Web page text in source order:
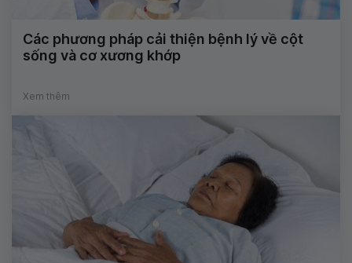
Các phương pháp cải thiện bệnh lý về cột
sống và cơ xương khớp
Xem thêm